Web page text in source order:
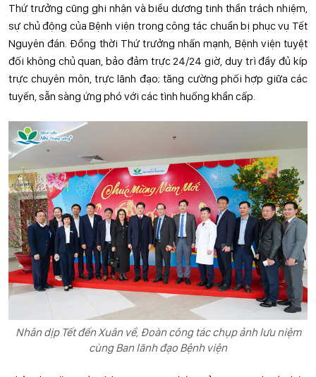
Thứ trưởng cũng ghi nhận và biểu dương tinh thần trách nhiệm,
sự chủ động của Bệnh viện trong công tác chuẩn bị phục vụ Tết
Nguyên đán. Đồng thời Thứ trưởng nhấn mạnh, Bệnh viện tuyệt
đối không chủ quan, bảo đảm trực 24/24 giờ, duy trì đầy đủ kíp
trực chuyên môn, trực lãnh đạo; tăng cường phối hợp giữa các
tuyến, sẵn sàng ứng phó với các tình huống khẩn cấp.
Nhân dịp Tết đến Xuân về, Đoàn công tác chụp ảnh lưu niệm
cùng Ban lãnh đạo Bệnh viện